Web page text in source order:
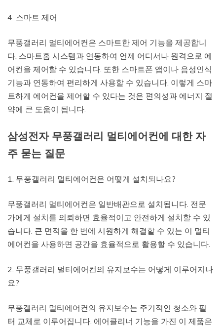
4. 스마트 제어
무풍갤러리 멀티에어컨은 스마트한 제어 기능을 제공합니
다. 스마트홈 시스템과 연동하여 언제 어디서나 원격으로 에
어컨을 제어할 수 있습니다. 또한 스마트폰 앱이나 음성인식
기능과 연동하여 편리하게 사용할 수 있습니다. 이렇게 스마
트하게 에어컨을 제어할 수 있다는 것은 편의성과 에너지 절
약에 큰 도움이 됩니다.
삼성전자 무풍갤러리 멀티에어컨에 대한 자
주 묻는 질문
1. 무풍갤러리 멀티에어컨은 어떻게 설치되나요?
무풍갤러리 멀티에어컨은 일반배관으로 설치됩니다. 전문
가에게 설치를 의뢰하면 효율적이고 안전하게 설치할 수 있
습니다. 큰 면적을 한 번에 시원하게 해결할 수 있는 이 멀티
에어컨을 사용하면 공간을 효율적으로 활용할 수 있습니다.
2. 무풍갤러리 멀티에어컨의 유지보수는 어떻게 이루어지나
요?
무풍갤러리 멀티에어컨의 유지보수는 주기적인 청소와 필
터 교체로 이루어집니다. 에어클리너 기능을 가진 이 제품은